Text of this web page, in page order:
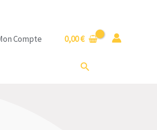
Compte 0,00€
Rechercher